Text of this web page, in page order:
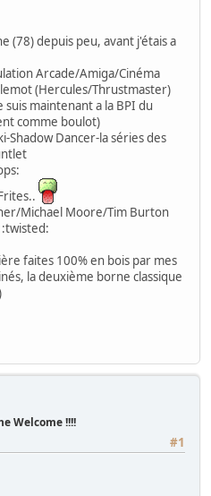
(78) depuis peu, avant j'étais a
Arcade/Amiga/Cinéma
(Hercules/Thrustmaster)
maintenant a la BPI du
comme boulot)
Shadow Dancer-la séries des
Michael Moore/Tim Burton
faites 100% en bois par mes
la deuxième borne classique
Welcome !!!!
#1